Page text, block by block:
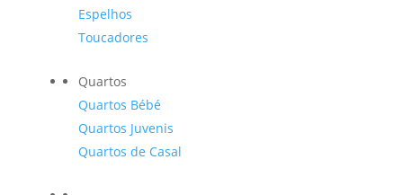
Espelhos
Toucadores
Quartos
Quartos Bébé
Quartos Juvenis
Quartos de Casal